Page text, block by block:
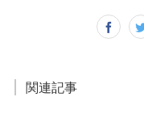
関連記事